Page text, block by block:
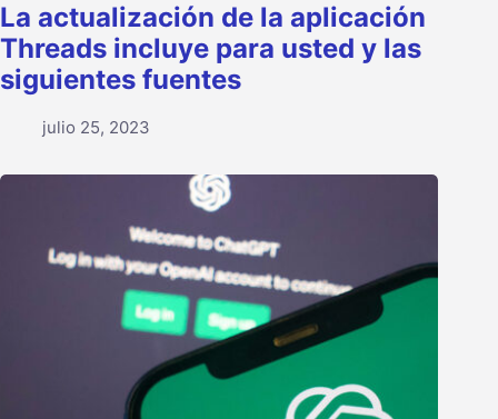
La actualización de la aplicación
Threads incluye para usted y las
siguientes fuentes
julio 25, 2023